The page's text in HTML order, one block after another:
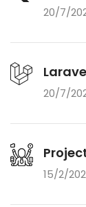
20/7/
20/7/
15/2/